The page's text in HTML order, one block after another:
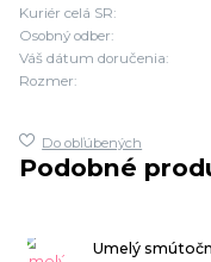
Kuriér celá SR:
Osobný odber:
Váš dátum doručenia:
Rozmer:
Do obľúbených
Podobné
Umelý